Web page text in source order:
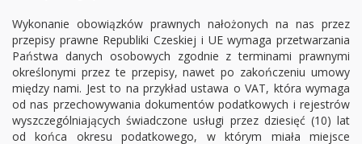
Wykonanie obowiązków prawnych nałożonych na nas przez
przepisy prawne Republiki Czeskiej i UE wymaga przetwarzania
Państwa danych osobowych zgodnie z terminami prawnymi
określonymi przez te przepisy, nawet po zakończeniu umowy
między nami. Jest to na przykład ustawa o VAT, która wymaga
od nas przechowywania dokumentów podatkowych i rejestrów
wyszczególniających świadczone usługi przez dziesięć (10) lat
od końca okresu podatkowego, w którym miała miejsce